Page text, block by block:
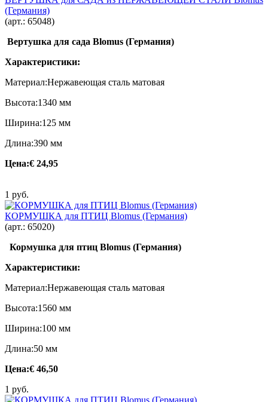
(Германия)
(арт.: 65048)
Вертушка для сада Blomus (Германия)
Характеристики:
Материал:Нержавеющая сталь матовая
Высота:1340 мм
Ширина:125 мм
Длина:390 мм
Цена:€ 24,95
1 руб.
КОРМУШКА для ПТИЦ Blomus (Германия)
(арт.: 65020)
Кормушка для птиц Blomus (Германия)
Характеристики:
Материал:Нержавеющая сталь матовая
Высота:1560 мм
Ширина:100 мм
Длина:50 мм
Цена:€ 46,50
1 руб.